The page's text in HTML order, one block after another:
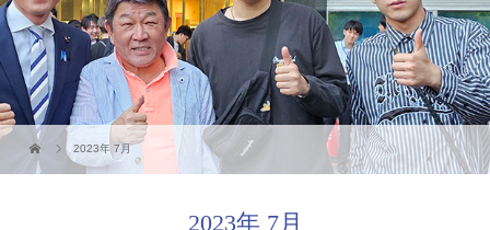
2023年 7月
2023年 7月